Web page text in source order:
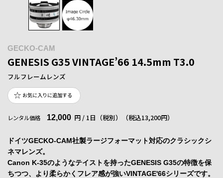
GECKO-CAM
GENESIS G35 VINTAGE’66 14.5mm T3.0
フルフレームレンズ
お気に入りに追加する
レンタル価格 12,000 円 / 1日（税別） （税込13,200円）
ドイツGECKO-CAM社製ラージフォーマット対応のクラシックシ
ネマレンズ。
Canon K-35のようなテイストを持ったGENESIS G35の特徴を保
ちつつ、より柔らかくフレア感が強いVINTAGE'66シリーズです。